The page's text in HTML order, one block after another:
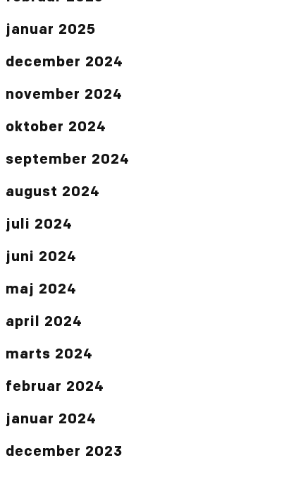
januar 2025
december 2024
november 2024
oktober 2024
september 2024
august 2024
juli 2024
juni 2024
maj 2024
april 2024
marts 2024
februar 2024
januar 2024
december 2023